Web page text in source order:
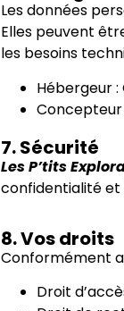
Les données
Elles peuvent
les besoins
Hébergeur :
Concepteur
7. Sécurité
Les P’tits
confidentialité et
8. Vos droits
Conformément
Droit